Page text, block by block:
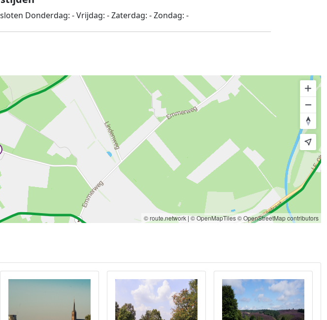
Donderdag: -Vrijdag: -Zaterdag: -Zondag: -
© route.network|© OpenMapTiles© OpenStreetMap contributors